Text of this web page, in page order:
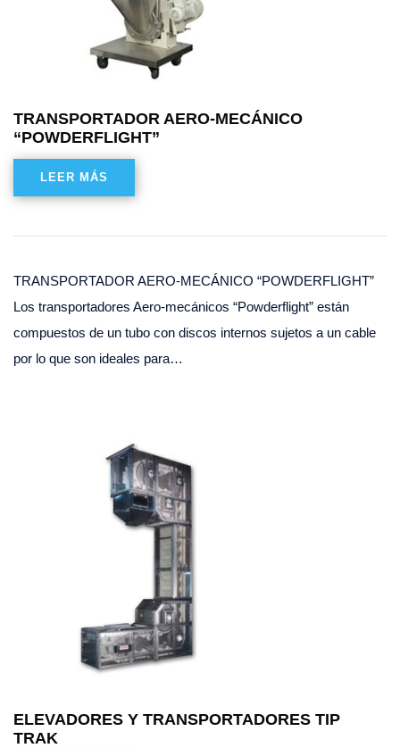
TRANSPORTADOR AERO-MECÁNICO
“POWDERFLIGHT”
LEER MÁS
TRANSPORTADOR AERO-MECÁNICO “POWDERFLIGHT”
Los transportadores Aero-mecánicos “Powderflight” están
compuestos de un tubo con discos internos sujetos a un cable
por lo que son ideales para…
ELEVADORES Y TRANSPORTADORES TIP
TRAK